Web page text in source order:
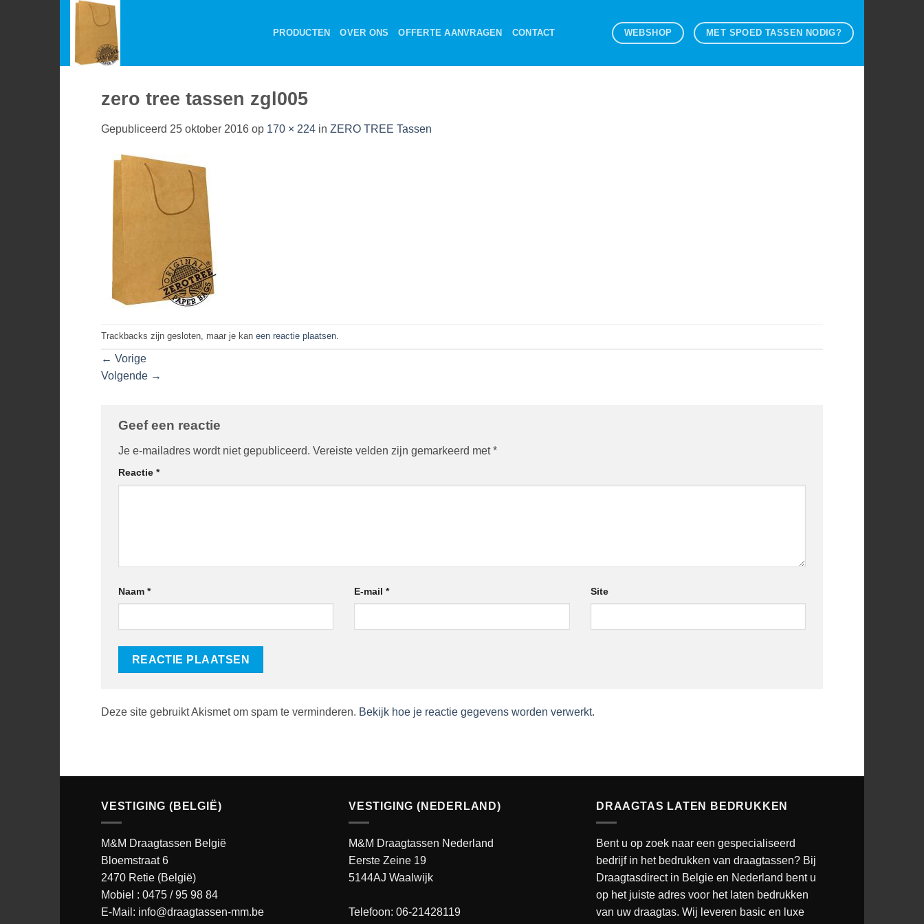
naar
PRODUCTEN OVER ONS OFFERTE AANVRAGEN CONTACT WEBSHOP MET SPOED TASSEN NODIG?
zero tree tassen zgl005
Gepubliceerd 25 oktober 2016 op 170 × 224 in ZERO TREE Tassen
Trackbacks zijn gesloten, maar je kan een reactie plaatsen
← Vorige
Volgende →
Geef een reactie
Je e-mailadres wordt niet gepubliceerd. Vereiste velden zijn gemarkeerd met*
Reactie *
Naam * E-mail* Site
Deze site gebruikt Akismet om spam te verminderen. Bekijk hoe je reactie gegevens worden verwerkt.
VESTIGING (BELGIË)
M&M Draagtassen België
Bloemstraat 6
2470 Retie (België)
Mobiel : 0475 / 95 98 84
E-Mail: info@draagtassen-mm.be
VESTIGING (NEDERLAND)
M&M Draagtassen Nederland
Eerste Zeine 19
5144AJ Waalwijk
Telefoon: 06-21428119
DRAAGTAS LATEN BEDRUKKEN
Bent u op zoek naar een gespecialiseerd
bedrijf in het bedrukken van draagtassen? Bij
Draagtasdirect in Belgie en Nederland bent u
op het juiste adres voor het laten bedrukken
van uw draagtas. Wij leveren basic en luxe